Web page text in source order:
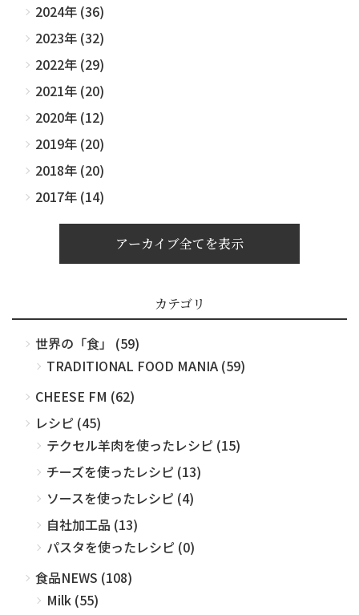
2024年 (36)
2023年 (32)
2022年 (29)
2021年 (20)
2020年 (12)
2019年 (20)
2018年 (20)
2017年 (14)
アーカイブ全てを表示
カテゴリ
世界の「食」 (59)
TRADITIONAL FOOD MANIA (59)
CHEESE FM (62)
レシピ (45)
テクセル羊肉を使ったレシピ (15)
チーズを使ったレシピ (13)
ソースを使ったレシピ (4)
自社加工品 (13)
パスタを使ったレシピ (0)
食品NEWS (108)
Milk (55)